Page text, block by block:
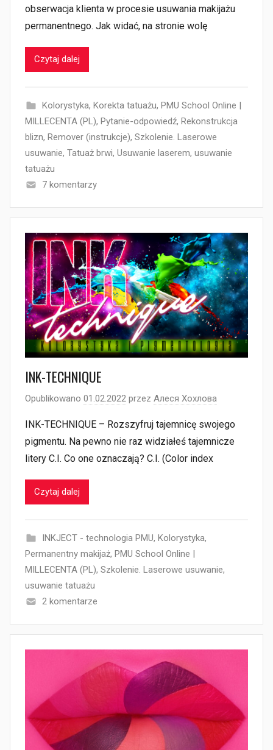
obserwacja klienta w procesie usuwania makijażu
permanentnego. Jak widać, na stronie wolę
Czytaj dalej
Kolorystyka, Korekta tatuażu, PMU School Online |
MILLECENTA (PL), Pytanie-odpowiedź, Rekonstrukcja
blizn, Remover (instrukcje), Szkolenie. Laserowe
usuwanie, Tatuaż brwi, Usuwanie laserem, usuwanie
tatuażu
7 komentarzy
INK-TECHNIQUE
Opublikowano 01.02.2022 przez Алеся Хохлова
INK-TECHNIQUE – Rozszyfruj tajemnicę swojego
pigmentu. Na pewno nie raz widziałeś tajemnicze
litery C.I. Co one oznaczają? C.I. (Color index
Czytaj dalej
INKJECT - technologia PMU, Kolorystyka,
Permanentny makijaż, PMU School Online |
MILLECENTA (PL), Szkolenie. Laserowe usuwanie,
usuwanie tatuażu
2 komentarze